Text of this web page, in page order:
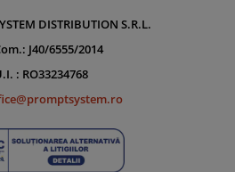
DISTRIBUTION S.R.L.
J40/6555/2014
: RO33234768